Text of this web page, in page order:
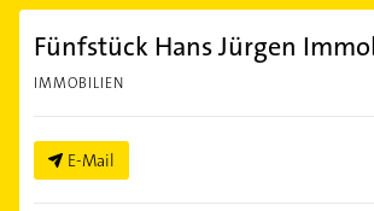
Fünfstück Hans Jürgen
IMMOBILIEN
E-Mail